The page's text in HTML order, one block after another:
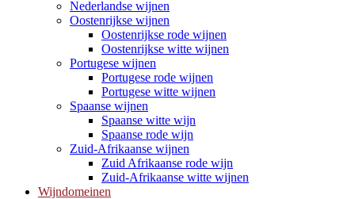
Nederlandse wijnen
Oostenrijkse wijnen
Oostenrijkse rode wijnen
Oostenrijkse witte wijnen
Portugese wijnen
Portugese rode wijnen
Portugese witte wijnen
Spaanse wijnen
Spaanse witte wijn
Spaanse rode wijn
Zuid-Afrikaanse wijnen
Zuid Afrikaanse rode wijn
Zuid-Afrikaanse witte wijnen
Wijndomeinen